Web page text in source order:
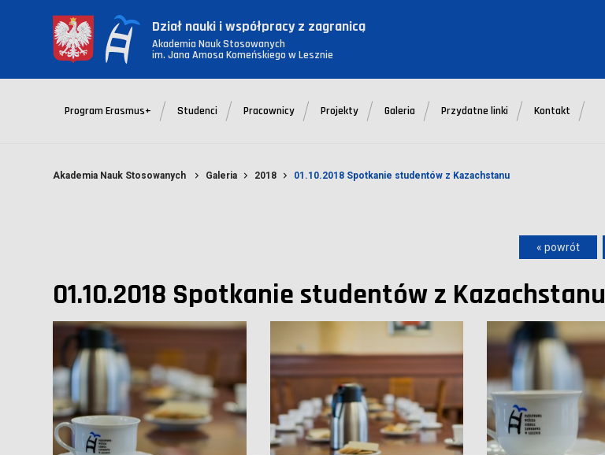
Dział nauki i współpracy z zagranicą
Akademia Nauk Stosowanych
im. Jana Amosa Komeńskiego w Lesznie
Program Erasmus+ Studenci Pracownicy Projekty Galeria Przydatne linki Kontakt
Akademia Nauk Stosowanych Galeria 2018 01.10.2018 Spotkanie studentów z Kazachstanu
« powrót
01.10.2018 Spotkanie studentów z Kazachstanu